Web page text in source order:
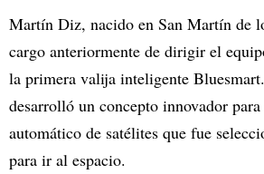
Martín Diz, nacido en San Martín de
cargo anteriormente de dirigir el
la primera valija inteligente
desarrolló un concepto innovador
automático de satélites que fue
para ir al espacio.